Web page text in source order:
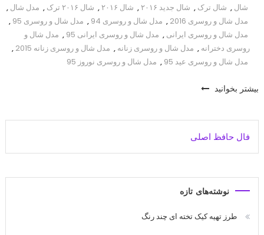
شال , شال ترک , شال جدید ۲۰۱۶ , شال ۲۰۱۶ , شال ۲۰۱۶ ترک , مدل شال ,
مدل شال و روسری 2016
, مدل شال و روسری 94 , مدل شال و روسری 95
,
مدل شال و روسری ایرانی , مدل شال و روسری ایرانی 95 , مدل شال و
روسری دخترانه , مدل شال و روسری زنانه , مدل شال و روسری زنانه 2015
,
مدل شال و روسری عید 95
, مدل شال و روسری نوروز 95
بیشتر بخوانید
فال حافظ اصلی
نوشته‌های تازه
طرز تهیه کیک تخته ای چند رنگ